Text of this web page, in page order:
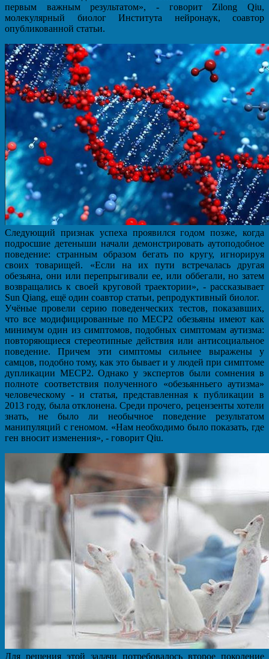
первым важным результатом», - говорит Zilong Qiu,
молекулярный биолог Института нейронаук, соавтор
опубликованной статьи.
Следующий признак успеха проявился годом позже, когда
подросшие детеныши начали демонстрировать аутоподобное
поведение: странным образом бегать по кругу, игнорируя
своих товарищей. «Если на их пути встречалась другая
обезьяна, они или перепрыгивали ее, или оббегали, но затем
возвращались к своей круговой траектории», - рассказывает
Sun Qiang, ещё один соавтор статьи, репродуктивный биолог.
Учёные провели серию поведенческих тестов, показавших,
что все модифицированные по MECP2 обезьяны имеют как
минимум один из симптомов, подобных симптомам аутизма:
повторяющиеся стереотипные действия или антисоциальное
поведение. Причем эти симптомы сильнее выражены у
самцов, подобно тому, как это бывает и у людей при симптоме
дупликации МЕСР2. Однако у экспертов были сомнения в
полноте соответствия полученного «обезьянньего аутизма»
человеческому - и статья, представленная к публикации в
2013 году, была отклонена. Среди прочего, рецензенты хотели
знать, не было ли необычное поведение результатом
манипуляций с геномом. «Нам необходимо было показать, где
ген вносит изменения», - говорит Qiu.
Для решения этой задачи потребовалось второе поколение